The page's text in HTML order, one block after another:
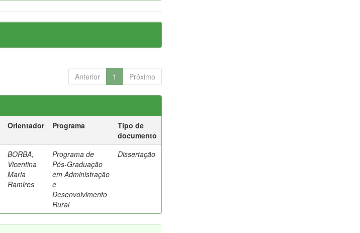
Anterior 1 Próximo
Orientador Programa
Tipo de
documento
BORBA,
Vicentina
Maria
Ramires
Programa de
Pós-Graduação
em Administração
e
Desenvolvimento
Rural
Dissertação